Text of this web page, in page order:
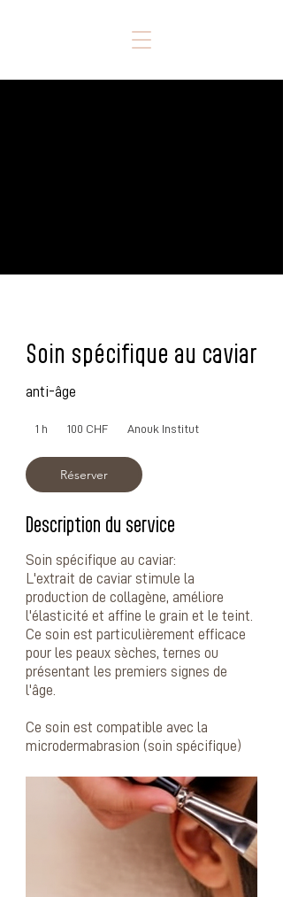
Soin spécifique au caviar
anti-âge
1 h
francs
suisses
100 CHF Anouk Institut
Réserver
Description du service
Soin spécifique au caviar:
L'extrait de caviar stimule la
production de collagène, améliore
l'élasticité et affine le grain et le teint.
Ce soin est particulièrement efficace
pour les peaux sèches, ternes ou
présentant les premiers signes de
l'âge.
Ce soin est compatible avec la
microdermabrasion (soin spécifique)